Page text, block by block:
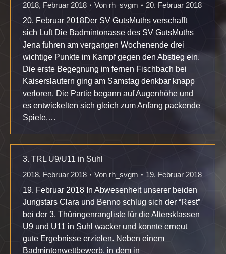
2018, Februar 2018 Von rh_svgm
20. Februar 2018
20. Februar 2018Der SV GutsMuths verschafft
sich Luft Die Badmintonasse des SV GutsMuths
Jena fuhren am vergangen Wochenende drei
wichtige Punkte im Kampf gegen den Abstieg ein.
Die erste Begegnung im fernen Fischbach bei
Kaiserslautern ging am Samstag denkbar knapp
verloren. Die Partie begann auf Augenhöhe und
es entwickelten sich gleich zum Anfang packende
Spiele.…
3. TRL U9/U11 in Suhl
2018, Februar 2018 Von rh_svgm
19. Februar 2018
19. Februar 2018 In Abwesenheit unserer beiden
Jungstars Clara und Benno schlug sich der “Rest”
bei der 3. Thüringenrangliste für die Altersklassen
U9 und U11 in Suhl wacker und konnte erneut
gute Ergebnisse erzielen. Neben einem
Badmintonwettbewerb, in dem in